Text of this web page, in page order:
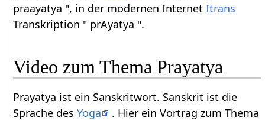
praayatya ", in der modernen InternetItrans
Transkription " prAyatya ".
Video zum Thema Prayatya
Prayatya ist ein Sanskritwort. Sanskrit ist die
Sprache desYoga
. Hier ein Vortrag zum Thema